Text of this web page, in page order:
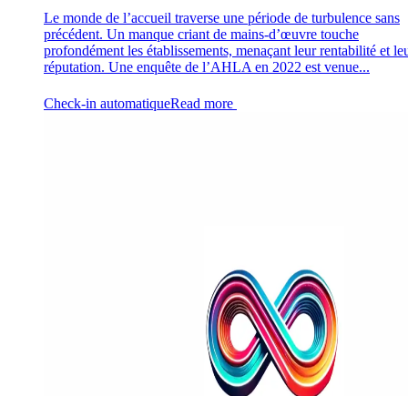
Le monde de l’accueil traverse une période de turbulence sans
précédent. Un manque criant de mains-d’œuvre touche
profondément les établissements, menaçant leur rentabilité et
réputation. Une enquête de l’AHLA en 2022 est venue...
Check-in automatiqueRead more